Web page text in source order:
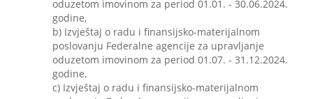
oduzetom imovinom za period 01.01. - 30.06.2024.
godine,
b) Izvještaj o radu i finansijsko-materijalnom
poslovanju Federalne agencije za upravljanje
oduzetom imovinom za period 01.07. - 31.12.2024.
godine,
c) Izvještaj o radu i finansijsko-materijalnom